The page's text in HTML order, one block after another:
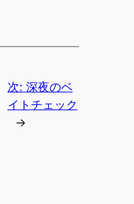
次: 深夜のベ
イトチェック
→